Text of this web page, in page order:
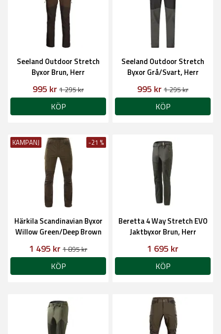
Seeland Outdoor Stretch
Byxor Brun, Herr
995 kr 1 295 kr
KÖP
Seeland Outdoor Stretch
Byxor Grå/Svart, Herr
995 kr 1 295 kr
KÖP
KAMPANJ -21 %
Härkila Scandinavian Byxor
Willow Green/Deep Brown
1 495 kr 1 895 kr
KÖP
Beretta 4 Way Stretch EVO
Jaktbyxor Brun, Herr
1 695 kr
KÖP